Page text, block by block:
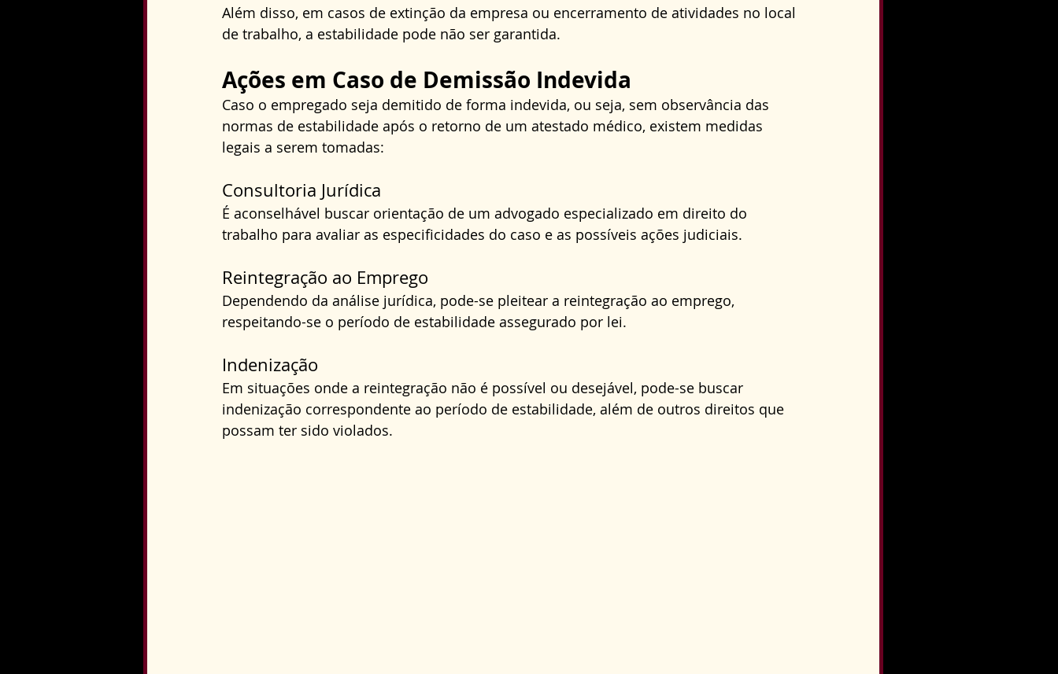
Além disso, em casos de extinção da empresa ou encerramento de atividades no local
de trabalho, a estabilidade pode não ser garantida.
Ações em Caso de Demissão Indevida
Caso o empregado seja demitido de forma indevida, ou seja, sem observância das
normas de estabilidade após o retorno de um atestado médico, existem medidas
legais a serem tomadas:
Consultoria Jurídica
É aconselhável buscar orientação de um advogado especializado em direito do
trabalho para avaliar as especificidades do caso e as possíveis ações judiciais.
Reintegração ao Emprego
Dependendo da análise jurídica, pode-se pleitear a reintegração ao emprego,
respeitando-se o período de estabilidade assegurado por lei.
Indenização
Em situações onde a reintegração não é possível ou desejável, pode-se buscar
indenização correspondente ao período de estabilidade, além de outros direitos que
possam ter sido violados.